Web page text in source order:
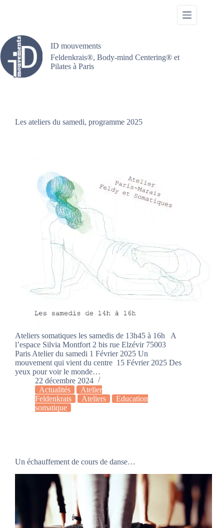
ID mouvements
Feldenkrais®, Body-mind Centering® et
Pilates à Paris
Les ateliers du samedi, programme 2025
Ateliers somatiques les samedis de 13h45 à 16h A
l’espace Silvia Montfort 2 bis rue Elzévir 75003
Paris Atelier du samedi 1 Février 2025 Un
mouvement qui vient du centre 15 Février 2025 Des
yeux pour voir le monde…
22 décembre 2024
Actualités
Atelier
Feldenkrais
Ateliers
Education
somatique
Un échauffement de cours de danse…